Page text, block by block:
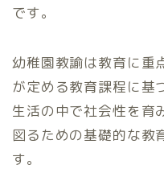
です。
幼稚園教諭は教育に重
が定める教育課程に基
生活の中で社会性を育
図るための基礎的な教
す。